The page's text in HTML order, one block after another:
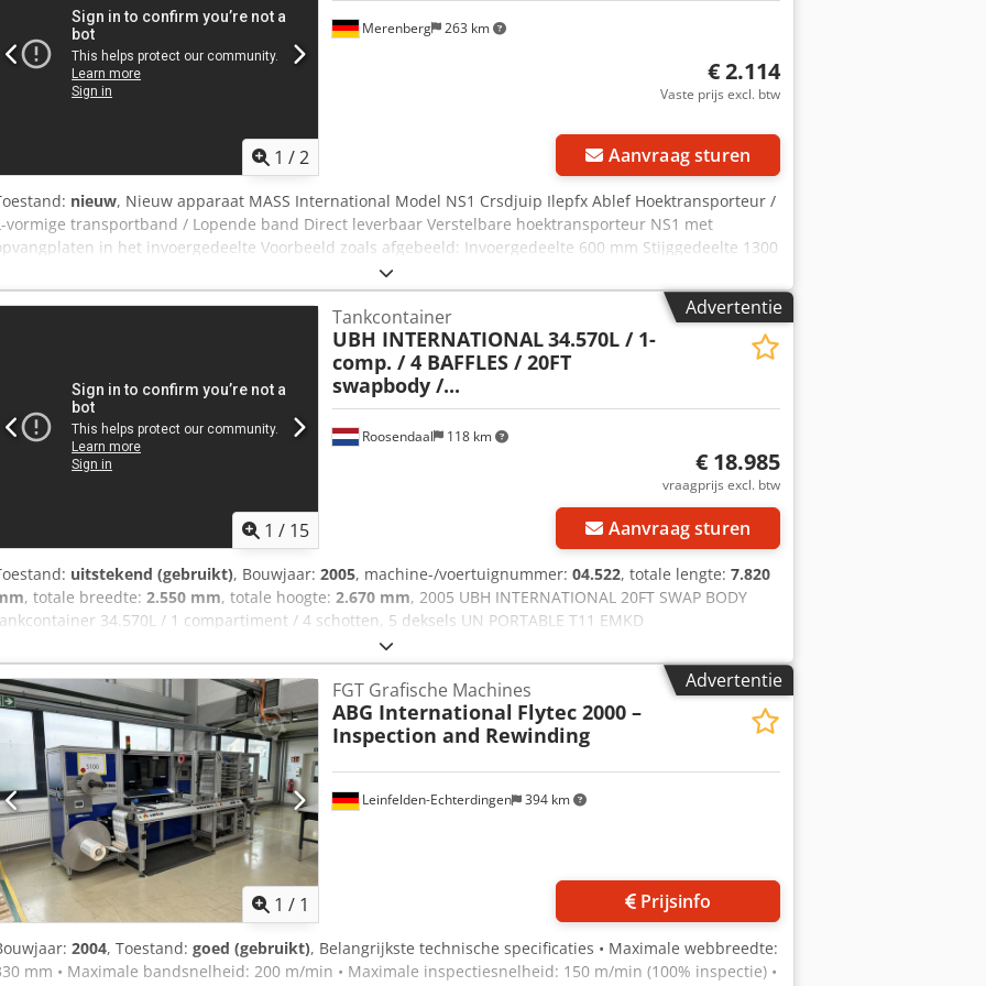
1 /2
Merenberg 263 km
€ 2.114
Vaste prijs excl. btw
Aanvraag sturen
nieuw, Nieuw apparaat MASS International Model NS1 Crsdjuip Ilepfx Ablef Hoektransporteur /
vormige transportband / Lopende band Direct leverbaar Verstelbare hoektransporteur NS1 met
in het invoergedeelte Voorbeeld zoals afgebeeld: Invoergedeelte 600 mm Stijggedeelte 1300
mm Werkbreedte 250 mm Buitenbreedte 305 mm (zonder motor) Hoogte-instelbare afgiftehoogte 750 –
mm Instelbare hoek tussen invoer- en stijggedeelte Variabel instelbare helling Meeneemhoogte 30
mm Meeneemafstand 500 mm Bandsnelheid 3 m/min Verrijdbaar op zwenkbare remwielen Drie-delige
trechterplaten voor het invoergedeelte De genoemde aanbiedingsprijs geldt voor de NS1. Andere
hoektransporteurs in verschillende afmetingen bestelbaar, zie lijst op afbeelding 2. Afmetingen naar
klantwens zijn geen probleem.
Advertentie
1 / 15
Roosendaal 118 km
Tankcontainer
UBH INTERNATIONAL34.570L / 1-
comp. / 4 BAFFLES / 20FT
swapbody /...
€ 18.985
vraagprijs excl. btw
Aanvraag sturen
uitstekend (gebruikt), Bouwjaar: 2005, machine-/voertuignummer: 04.522, totale lengte: 7.820
, totale breedte: 2.550 mm, totale hoogte: 2.670 mm, 2005 UBH INTERNATIONAL 20FT SWAP BODY
34.570L / 1 compartiment / 4 schotten, 5 deksels UN PORTABLE T11 EMKD
stoomverwarming bodemlossing 17441 1.4401 geldig 5-jarig + CSC keuring tot 04-2028 = Verdere
= Algemene informatie Bouwjaar: juli 2005 Modeljaar: 2005 Cedozdkyaspfx Ablsrf Geschikt
Chemicaliën Gewichten Leeggewicht: 4.475 kg Laadvermogen: 31.525 kg GVW: 36.000 kg
Inhoud laadruimte: 25.000 l Opbouw merk: CIMC 2016, 20FT, 25.000L, L4BN, UN Portable, T11,
stoomverwarming, bodemlossing, 5Y: 10/2022 Aantal compartimenten: 1 Staat Technische staat: zeer
goed Optische staat: goed Verdere informatie Neem contact op met Arne Honingh voor meer informatie.
Advertentie
1 / 1
Leinfelden-Echterdingen 394 km
FGT Grafische Machines
ABG International Flytec 2000 –
Inspection and Rewinding
Prijsinfo
2004, Toestand: goed (gebruikt), Belangrijkste technische specificaties • Maximale webbreedte:
mm • Maximale bandsnelheid: 200 m/min • Maximale inspectiesnelheid: 150 m/min (100% inspectie) •